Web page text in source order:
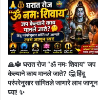
नजर,
सरकारी
कामात
अडथळा
आणल्यास
गुन्हा
दाखल
करणार
🙏🔱 घरात रोज “ॐ नमः शिवाय” जप
केल्याने काय मानले जाते? 🤔 हिंदू
परंपरेनुसार सांगितले जाणारे लाभ जाणून
घ्या! ✨